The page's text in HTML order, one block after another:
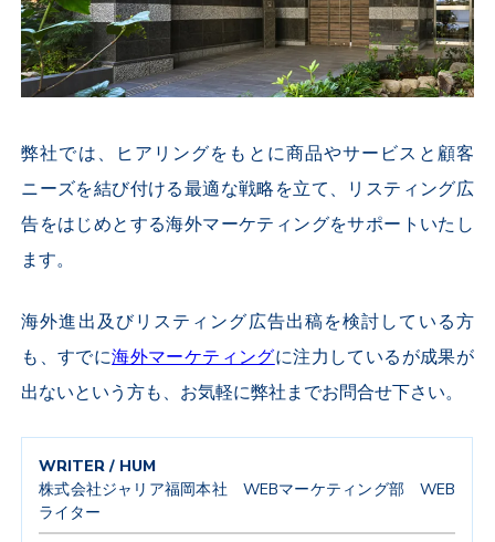
弊社では、ヒアリングをもとに商品やサービスと顧客
ニーズを結び付ける最適な戦略を立て、リスティング広
告をはじめとする海外マーケティングをサポートいたし
ます。
海外進出及びリスティング広告出稿を検討している方
も、すでに海外マーケティングに注力しているが成果が
出ないという方も、お気軽に弊社までお問合せ下さい。
WRITER / HUM
株式会社ジャリア福岡本社 WEBマーケティング部 WEB
ライター